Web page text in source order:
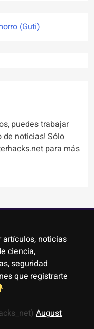
(Guti)
puedes trabajar
de noticias! Sólo
para más
artículos, noticias
ciencia,
, seguridad
que registrarte
August